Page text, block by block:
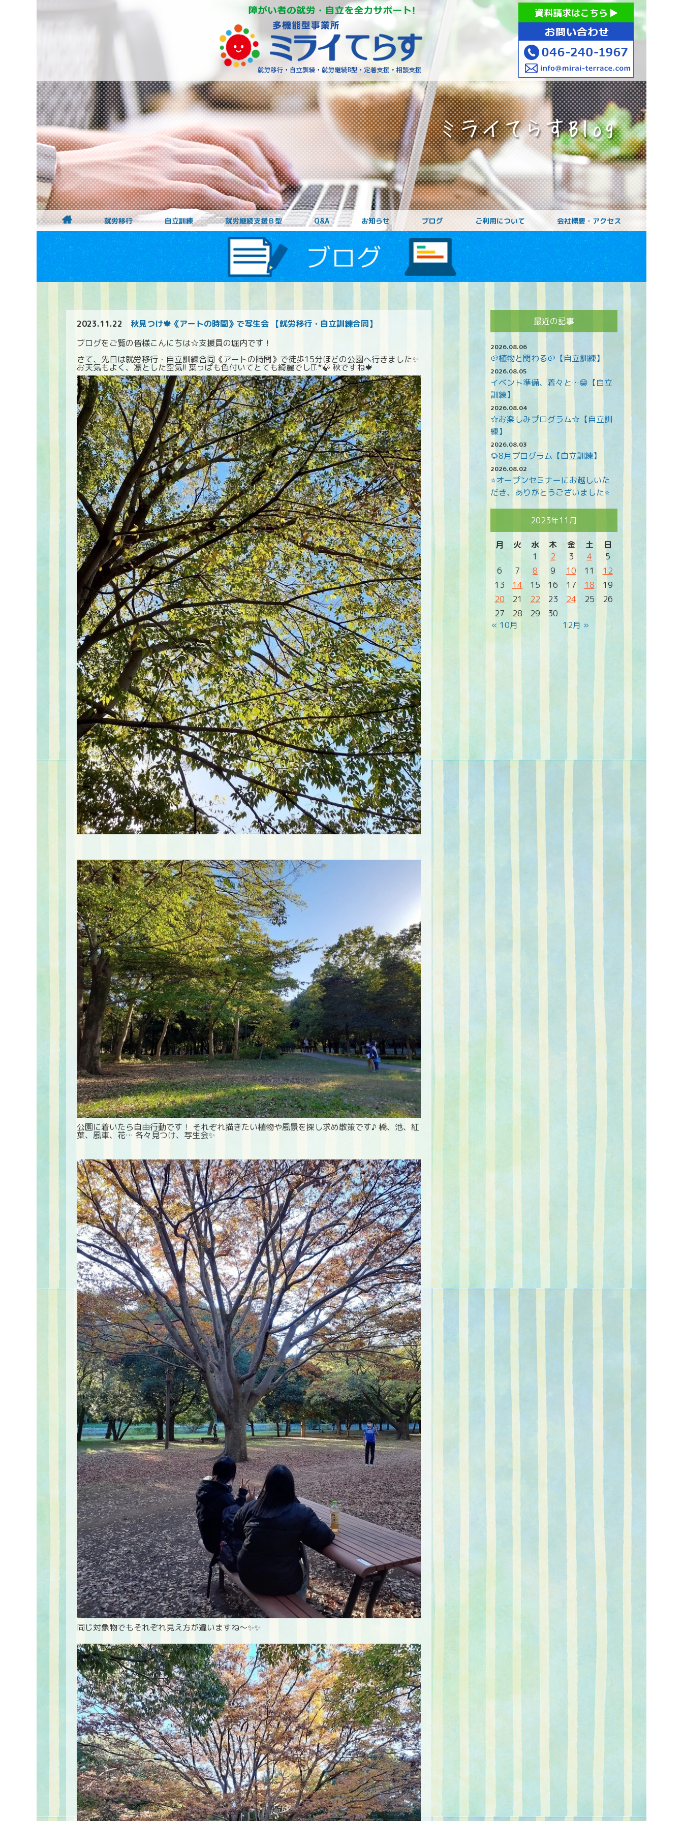
障がいをお持ちの方への就労支援 ミライてらす大和｜就労移行｜就
資料請求はこちら
お子様の
就労移行 自立訓練 就労継続支援Ｂ型 Q&A お知らせ ブログ ご利用について 会社概要・アクセス
2023.11.22
秋見つけ🍁《アートの時間》で写生会 【就労移行・自立訓練合同】
ブログをご覧の皆様こんにちは☆支援員の堀内です！
さて、先日は就労移行・自立訓練合同《アートの時間》で徒歩15分ほどの公園へ行きました✨
お天気もよく、凛とした空気!! 葉っぱも色付いてとても綺麗でした͛.*🍃 秋ですね🍁
公園に着いたら自由行動です！ それぞれ描きたい植物や風景を探し求め散策です♪ 橋、池、紅
葉、風車、花… 各々見つけ、写生会✨
同じ対象物でもそれぞれ見え方が違いますね～✨✨
最近の記事
2026.08.06
🥔植物と関わる🥔【自立訓練】
2026.08.05
イベント準備、着々と…😁【自立
訓練】
2026.08.04
☆お楽しみプログラム☆【自立訓
練】
2026.08.03
🌻8月プログラム【自立訓練】
2026.08.02
⭐オープンセミナーにお越しいた
だき、ありがとうございました⭐
2023年11月
月 火 水 木 金 土 日
« 10月 12月 »
1 2 3 4
5
6
7 8 9 10 11
12
13
14 15 16 17 18
19
20
21 22 23 24 25
26
27
28 29 30